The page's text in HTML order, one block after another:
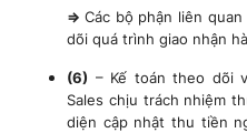
=> Các bộ phận liên
dõi quá trình giao nhận
(6) – Kế toán theo dõi
Sales chịu trách nhiệm
diện cập nhật thu tiền